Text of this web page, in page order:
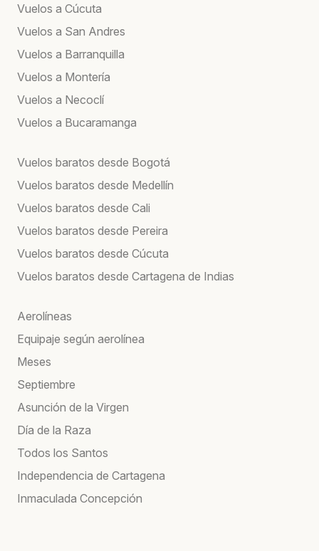
Vuelos a Cúcuta
Vuelos a San Andres
Vuelos a Barranquilla
Vuelos a Montería
Vuelos a Necoclí
Vuelos a Bucaramanga
Vuelos baratos desde Bogotá
Vuelos baratos desde Medellín
Vuelos baratos desde Cali
Vuelos baratos desde Pereira
Vuelos baratos desde Cúcuta
Vuelos baratos desde Cartagena de Indias
Aerolíneas
Equipaje según aerolínea
Meses
Septiembre
Asunción de la Virgen
Día de la Raza
Todos los Santos
Independencia de Cartagena
Inmaculada Concepción